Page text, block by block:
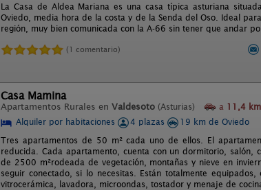
La Casa de Aldea Mariana es una casa típica asturiana
Oviedo, media hora de la costa y de la Senda del Oso. Ideal
región, muy bien comunicada con la A-66 sin tener que andar
(1 comentario)
Casa Mamina
Apartamentos Rurales en Valdesoto (Asturias) a 11,4 km
Alquiler por habitaciones
4 plazas
19 km de Oviedo
Tres apartamentos de 50 m² cada uno de ellos. El
reducida. Cada apartamento, cuenta con un dormitorio, salón,
de 2500 m²rodeada de vegetación, montañas y nieve en
seguir conectado, si lo necesitas. Están totalmente
vitrocerámica, lavadora, microondas, tostador y menaje de